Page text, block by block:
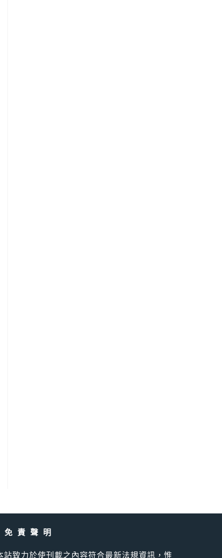
免責聲明
站致力於使刊載之內容符合最新法規資訊，惟